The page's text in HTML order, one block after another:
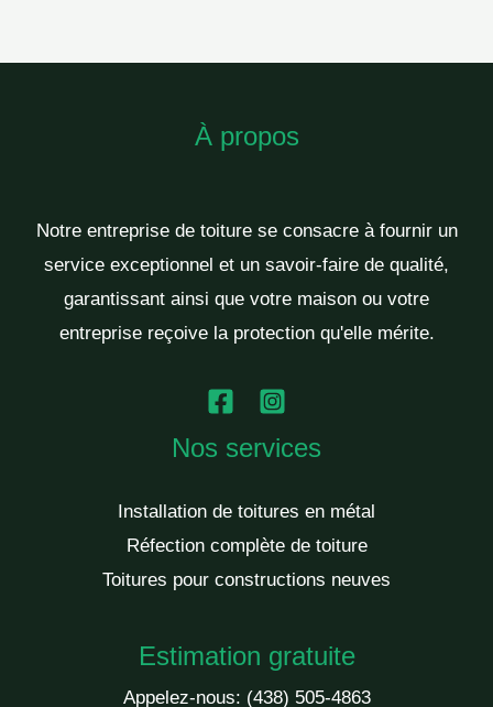
À propos
Notre entreprise de toiture se consacre à fournir un
service exceptionnel et un savoir-faire de qualité,
garantissant ainsi que votre maison ou votre
entreprise reçoive la protection qu'elle mérite.
Nos services
Installation de toitures en métal
Réfection complète de toiture
Toitures pour constructions neuves
Estimation gratuite
Appelez-nous: (438) 505-4863